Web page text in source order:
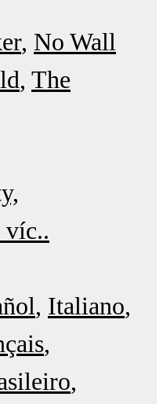
No Wall
The
víc..
Italiano